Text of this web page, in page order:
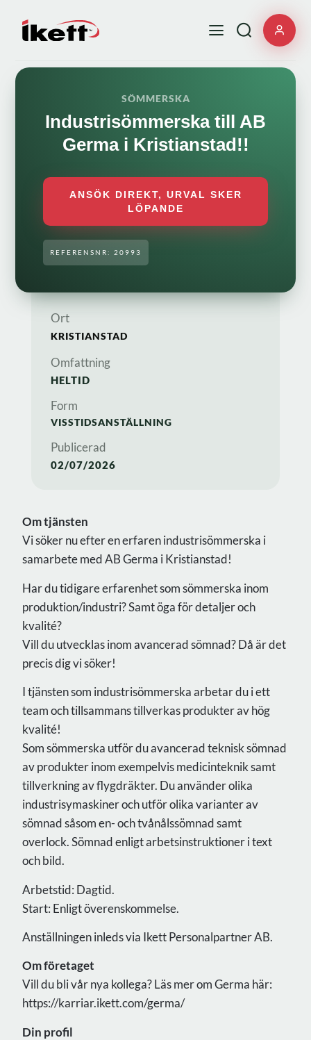
SÖMMERSKA
Industrisömmerska till AB
Germa i Kristianstad!!
ANSÖK DIREKT, URVAL SKER
LÖPANDE
REFERENSNR: 20993
Ort
KRISTIANSTAD
Omfattning
HELTID
Form
VISSTIDSANSTÄLLNING
Publicerad
02/07/2026
Om tjänsten
Vi söker nu efter en erfaren industrisömmerska i
samarbete med AB Germa i Kristianstad!
Har du tidigare erfarenhet som sömmerska inom
produktion/industri? Samt öga för detaljer och
kvalité?
Vill du utvecklas inom avancerad sömnad? Då är det
precis dig vi söker!
I tjänsten som industrisömmerska arbetar du i ett
team och tillsammans tillverkas produkter av hög
kvalité!
Som sömmerska utför du avancerad teknisk sömnad
av produkter inom exempelvis medicinteknik samt
tillverkning av flygdräkter. Du använder olika
industrisymaskiner och utför olika varianter av
sömnad såsom en- och tvånålssömnad samt
overlock. Sömnad enligt arbetsinstruktioner i text
och bild.
Arbetstid: Dagtid.
Start: Enligt överenskommelse.
Anställningen inleds via Ikett Personalpartner AB.
Om företaget
Vill du bli vår nya kollega? Läs mer om Germa här:
https://karriar.ikett.com/germa/
Din profil